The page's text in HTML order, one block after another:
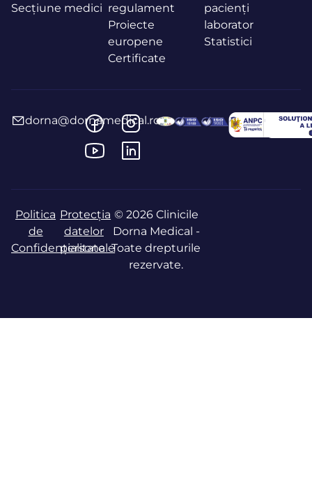
Secțiune medici regulament
Proiecte
europene
Certificate
pacienți
laborator
Statistici
dorna@dornamedical.ro
Politica
de
Confidențialitate
Protecția
datelor
personale
© 2026 Clinicile
Dorna Medical -
Toate drepturile
rezervate.